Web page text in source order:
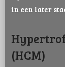
in een later
(HCM)